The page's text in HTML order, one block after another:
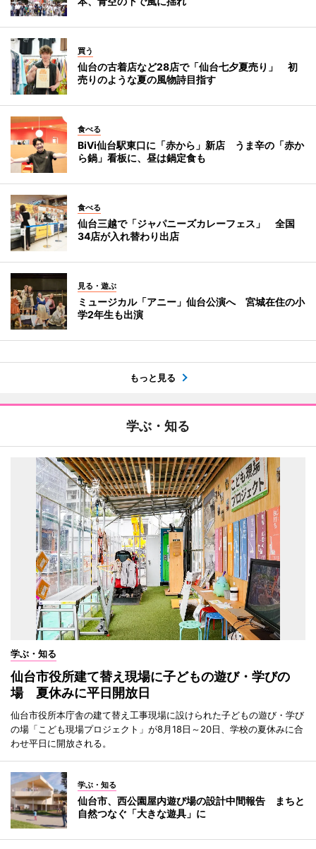
買う
仙台の古着店など28店で「仙台七夕夏売り」 初
売りのような夏の風物詩目指す
食べる
BiVi仙台駅東口に「赤から」新店 うま辛の「赤か
ら鍋」看板に、昼は鍋定食も
食べる
仙台三越で「ジャパニーズカレーフェス」 全国
34店が入れ替わり出店
見る・遊ぶ
ミュージカル「アニー」仙台公演へ 宮城在住の小
学2年生も出演
もっと見る
学ぶ・知る
学ぶ・知る
仙台市役所建て替え現場に子どもの遊び・学びの
場 夏休みに平日開放日
仙台市役所本庁舎の建て替え工事現場に設けられた子どもの遊び・学び
の場「こども現場プロジェクト」が8月18日～20日、学校の夏休みに合
わせ平日に開放される。
学ぶ・知る
仙台市、西公園屋内遊び場の設計中間報告 まちと
自然つなぐ「大きな遊具」に